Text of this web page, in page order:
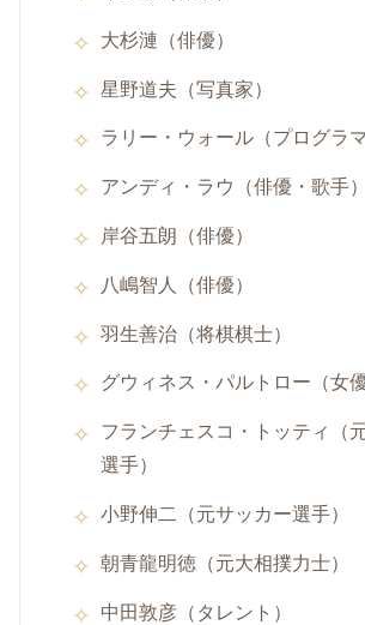
大杉漣（俳優）
星野道夫（写真家）
ラリー・ウォール（プログラマ
アンディ・ラウ（俳優・歌手）
岸谷五朗（俳優）
八嶋智人（俳優）
羽生善治（将棋棋士）
グウィネス・パルトロー（女優
フランチェスコ・トッティ（
選手）
小野伸二（元サッカー選手）
朝青龍明徳（元大相撲力士）
中田敦彦（タレント）